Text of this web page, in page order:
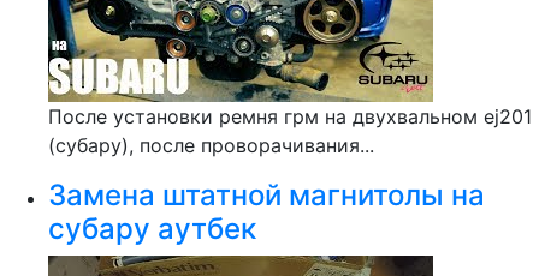
После установки ремня грм на двухвальном ej201
(субару), после проворачивания...
Замена штатной магнитолы на
субару аутбек